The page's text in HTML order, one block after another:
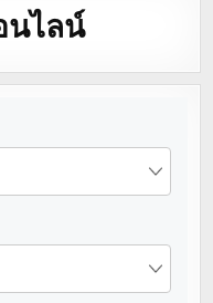
นไลน์